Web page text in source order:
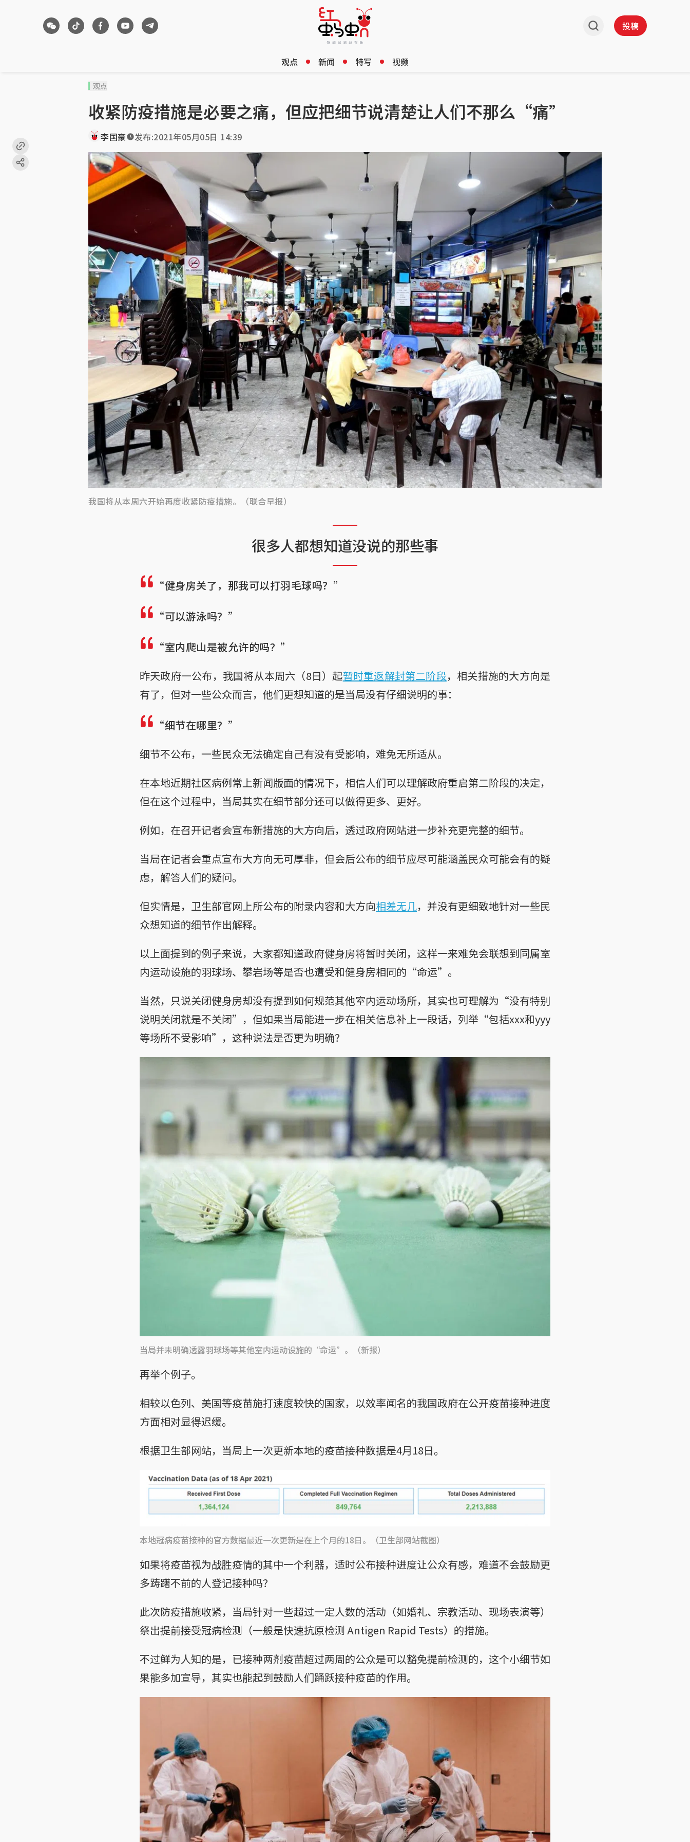
投稿
观点 新闻 特写 视频
观点
收紧防疫措施是必要之痛，但应把细节说清楚让人们不那么“痛”
李国豪 发布:2021年05月05日 14:39
我国将从本周六开始再度收紧防疫措施。（联合早报）
很多人都想知道没说的那些事
“健身房关了，那我可以打羽毛球吗？”
“可以游泳吗？”
“室内爬山是被允许的吗？”
昨天政府一公布，我国将从本周六（8日）起暂时重返解封第二阶段，相关措施的大方向是
有了，但对一些公众而言，他们更想知道的是当局没有仔细说明的事：
“细节在哪里？”
细节不公布，一些民众无法确定自己有没有受影响，难免无所适从。
在本地近期社区病例常上新闻版面的情况下，相信人们可以理解政府重启第二阶段的决定，
但在这个过程中，当局其实在细节部分还可以做得更多、更好。
例如，在召开记者会宣布新措施的大方向后，透过政府网站进一步补充更完整的细节。
当局在记者会重点宣布大方向无可厚非，但会后公布的细节应尽可能涵盖民众可能会有的疑
虑，解答人们的疑问。
但实情是，卫生部官网上所公布的附录内容和大方向相差无几，并没有更细致地针对一些民
众想知道的细节作出解释。
以上面提到的例子来说，大家都知道政府健身房将暂时关闭，这样一来难免会联想到同属室
内运动设施的羽球场、攀岩场等是否也遭受和健身房相同的“命运”。
当然，只说关闭健身房却没有提到如何规范其他室内运动场所，其实也可理解为“没有特别
说明关闭就是不关闭”，但如果当局能进一步在相关信息补上一段话，列举“包括xxx和yyy
等场所不受影响”，这种说法是否更为明确？
当局并未明确透露羽球场等其他室内运动设施的“命运”。（新报）
再举个例子。
相较以色列、美国等疫苗施打速度较快的国家，以效率闻名的我国政府在公开疫苗接种进度
方面相对显得迟缓。
根据卫生部网站，当局上一次更新本地的疫苗接种数据是4月18日。
本地冠病疫苗接种的官方数据最近一次更新是在上个月的18日。（卫生部网站截图）
如果将疫苗视为战胜疫情的其中一个利器，适时公布接种进度让公众有感，难道不会鼓励更
多踌躇不前的人登记接种吗？
此次防疫措施收紧，当局针对一些超过一定人数的活动（如婚礼、宗教活动、现场表演等）
祭出提前接受冠病检测（一般是快速抗原检测 Antigen Rapid Tests）的措施。
不过鲜为人知的是，已接种两剂疫苗超过两周的公众是可以豁免提前检测的，这个小细节如
果能多加宣导，其实也能起到鼓励人们踊跃接种疫苗的作用。